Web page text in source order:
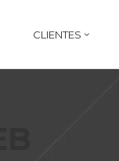
CLIENTES